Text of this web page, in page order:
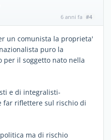
6 anni fa #4
un comunista la proprieta'
puro la
per il soggetto nato nella
e di integralisti-
far riflettere sul rischio di
ma di rischio